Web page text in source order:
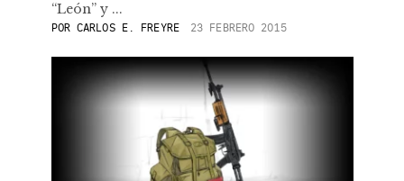
“León” y ...
PORCARLOS E. FREYRE 23 FEBRERO 2015